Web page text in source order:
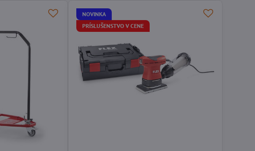
NOVINKA
PRÍSLUŠENSTVO V CENE